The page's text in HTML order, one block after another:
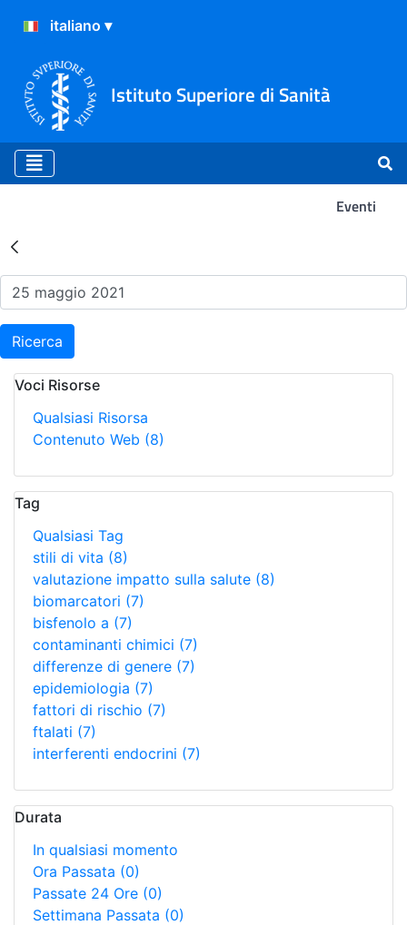
Istituto Superiore di Sanità
Eventi
Risultati della Ricerca -
Ricerca
Voci Risorse
Qualsiasi Risorsa
Contenuto Web (8)
Tag
Qualsiasi Tag
stili di vita (8)
valutazione impatto sulla salute (8)
biomarcatori (7)
bisfenolo a (7)
contaminanti chimici (7)
differenze di genere (7)
epidemiologia (7)
fattori di rischio (7)
ftalati (7)
interferenti endocrini (7)
Durata
In qualsiasi momento
Ora Passata (0)
Passate 24 Ore (0)
Settimana Passata (0)